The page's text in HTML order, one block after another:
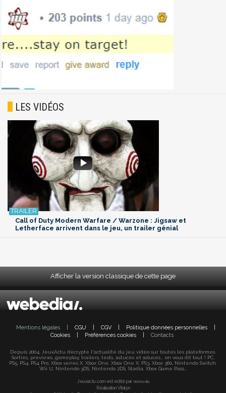
LES VIDÉOS
Call of Duty Modern Warfare / Warzone : Jigsaw et
Letherface arrivent dans le jeu, un trailer génial
Afficher la version classique de cette page
Mentions légales CGU CGV Politique données personnelles
Cookies
Préférences cookies Contacts
Depuis 2004, JeuxActu décrypte l'actualité du jeu vidéo sur toutes les plateformes.
Sorties, previews, gameplay, trailers, tests, astuces et soluces... on vous dit tout ! PC,
PS5, PS4, PS4 Pro, Xbox series X, Xbox One, Xbox One X, PS3, Xbox 360, Nintendo Switch,
Wii U, Nintendo 3DS, Nintendo 2DS, Stadia, Xbox Game Pass...
Jeuxactu.com est édité par Webedia
Réalisation Vitalyn